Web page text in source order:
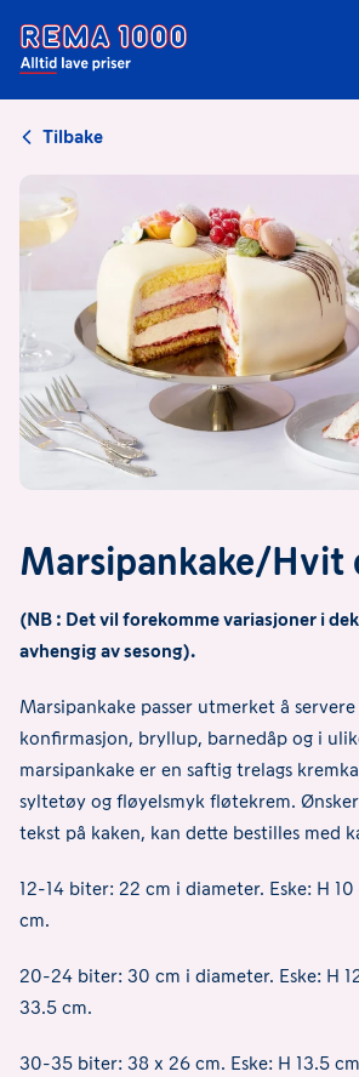
Tilbake
Marsipankake/Hvit
(NB : Det vil forekomme variasjoner i
avhengig av sesong).
Marsipankake passer utmerket å
konfirmasjon, bryllup, barnedåp og i
marsipankake er en saftig trelags
syltetøy og fløyelsmyk fløtekrem.
tekst på kaken, kan dette bestilles med
12-14 biter: 22 cm i diameter. Eske: H
cm.
20-24 biter: 30 cm i diameter. Eske: H
33.5 cm.
30-35 biter: 38 x 26 cm. Eske: H 13.5